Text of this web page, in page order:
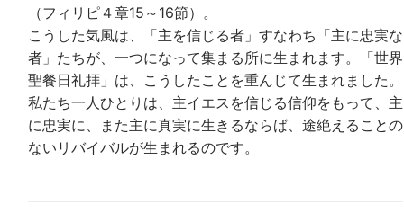
（フィリピ４章15～16節）。
こうした気風は、「主を信じる者」すなわち「主に忠実な
者」たちが、一つになって集まる所に生まれます。「世界
聖餐日礼拝」は、こうしたことを重んじて生まれました。
私たち一人ひとりは、主イエスを信じる信仰をもって、主
に忠実に、また主に真実に生きるならば、途絶えることの
ないリバイバルが生まれるのです。